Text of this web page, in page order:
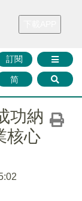
華證券 媒體矩陣
訂閱
简
功納
核心